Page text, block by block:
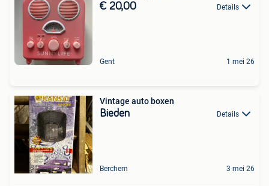
€ 20,00 Details
Gent 1 mei 26
Vintage auto boxen
Bieden Details
Berchem 3 mei 26